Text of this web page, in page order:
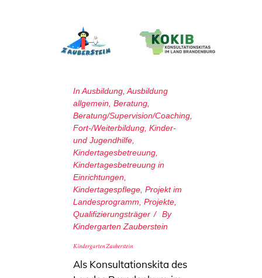
In Ausbildung Ausbildung
allgemein Beratung
Beratung/Supervision/Coaching
Fort-/Weiterbildung Kinder-
und Jugendhilfe
Kindertagesbetreuung
Kindertagesbetreuung in
Einrichtungen
Kindertagespflege Projekt im
Landesprogramm Projekte
Qualifizierungsträger
By
Kindergarten Zauberstein
Kindergarten Zauberstein
Als Konsultationskita des